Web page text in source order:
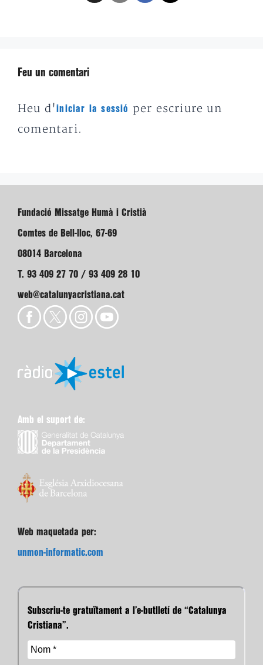
Feu un comentari
Heu d'iniciar la sessió
per escriure un
comentari.
Fundació Missatge Humà i Cristià
Comtes de Bell-lloc, 67-69
08014 Barcelona
T. 93 409 27 70 / 93 409 28 10
web@catalunyacristiana.cat
Amb el suport de:
Web maquetada per:
unmon-informatic.com
Subscriu-te gratuïtament a l’e-butlletí de “Catalunya
Cristiana”.